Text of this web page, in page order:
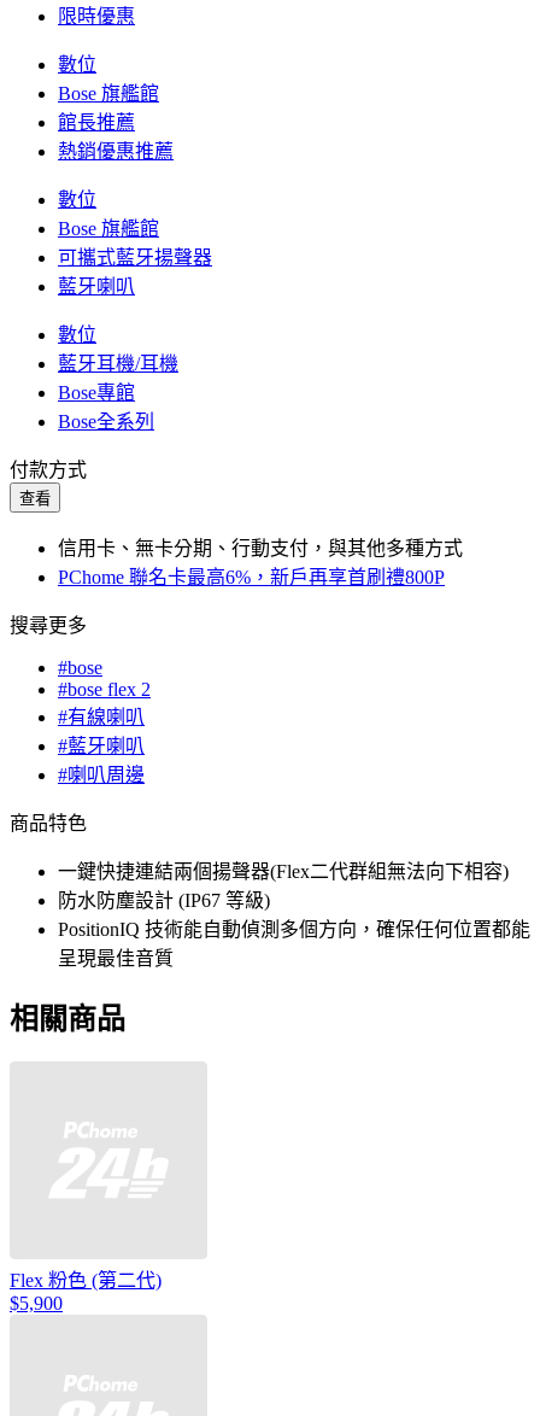
限時優惠
數位
Bose 旗艦館
館長推薦
熱銷優惠推薦
數位
Bose 旗艦館
可攜式藍牙揚聲器
藍牙喇叭
數位
藍牙耳機/耳機
Bose專館
Bose全系列
付款方式
查看
信用卡、無卡分期、行動支付，與其他多種方式
PChome 聯名卡最高6%，新戶再享首刷禮800P
搜尋更多
#bose
#bose flex 2
#有線喇叭
#藍牙喇叭
#喇叭周邊
商品特色
一鍵快捷連結兩個揚聲器(Flex二代群組無法向下相容)
防水防塵設計 (IP67 等級)
PositionIQ 技術能自動偵測多個方向，確保任何位置都能
呈現最佳音質
相關商品
Flex 粉色 (第二代)
$5,900